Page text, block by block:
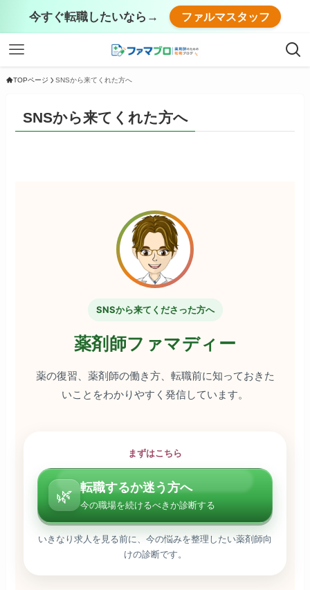
今すぐ転職したいなら→ ファルマスタッフ
TOPページ SNSから来てくれた方へ
SNSから来てくれた方へ
SNSから来てくださった方へ
薬剤師ファマディー
薬の復習、薬剤師の働き方、転職前に知っておきた
いことをわかりやすく発信しています。
まずはこちら
🌿 転職するか迷う方へ
今の職場を続けるべきか診断する
いきなり求人を見る前に、今の悩みを整理したい薬剤師向
けの診断です。